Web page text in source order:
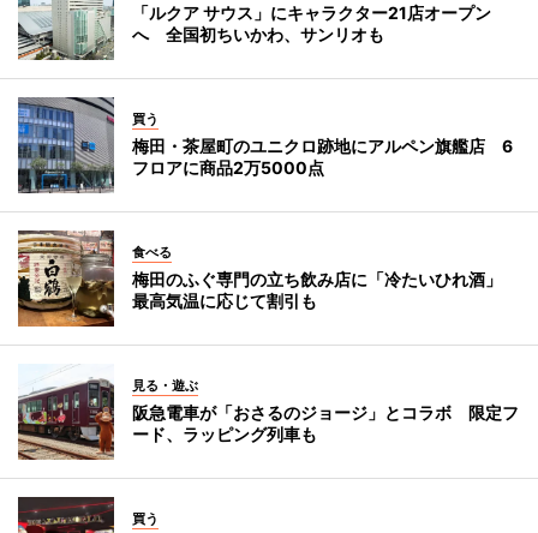
「ルクア サウス」にキャラクター21店オープン
へ 全国初ちいかわ、サンリオも
買う
梅田・茶屋町のユニクロ跡地にアルペン旗艦店 6
フロアに商品2万5000点
食べる
梅田のふぐ専門の立ち飲み店に「冷たいひれ酒」
最高気温に応じて割引も
見る・遊ぶ
阪急電車が「おさるのジョージ」とコラボ 限定フ
ード、ラッピング列車も
買う